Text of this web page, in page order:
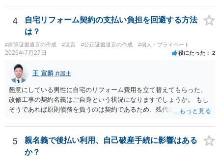
4
自宅リフォーム契約の支払い負担を回避する方法
は？
#自筆証書遺言の作成 #遺言 #公正証書遺言の作成 #個人・プライベート
2026年7月27日 役にたった 2
王 宣麟 弁護士
懇意にしている男性に自宅のリフォーム費用を立て替えてもらった、
改修工事の契約名義はご自身という状況になりますでしょうか。 もし
そうであれば原則債務を負うのは契約であるため、残代金を捻出して
ます。 入籍した場合でも、原則契約者が単独で全ての債務を負うこと
には変わりがありません。 なかなか対応に難しい案件であり、公開の
場でアドバイスを行うのも限界があるように思われますので、資料等
を持参のうえ個別に弁護士に相談されることをお勧めします。
5
親名義で後払い利用、自己破産手続に影響はある
か？